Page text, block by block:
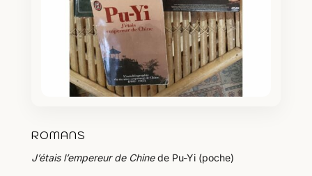
ROMANS
J’étais l’empereur de Chinede Pu-Yi (poche)